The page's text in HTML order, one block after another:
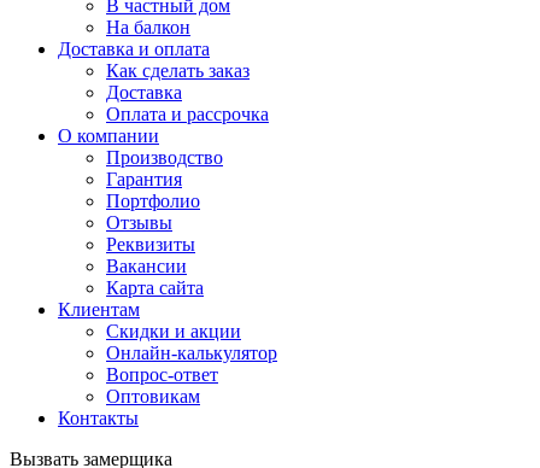
В частный дом
На балкон
Доставка и оплата
Как сделать заказ
Доставка
Оплата и рассрочка
О компании
Производство
Гарантия
Портфолио
Отзывы
Реквизиты
Вакансии
Карта сайта
Клиентам
Скидки и акции
Онлайн-калькулятор
Вопрос-ответ
Оптовикам
Контакты
Вызвать замерщика